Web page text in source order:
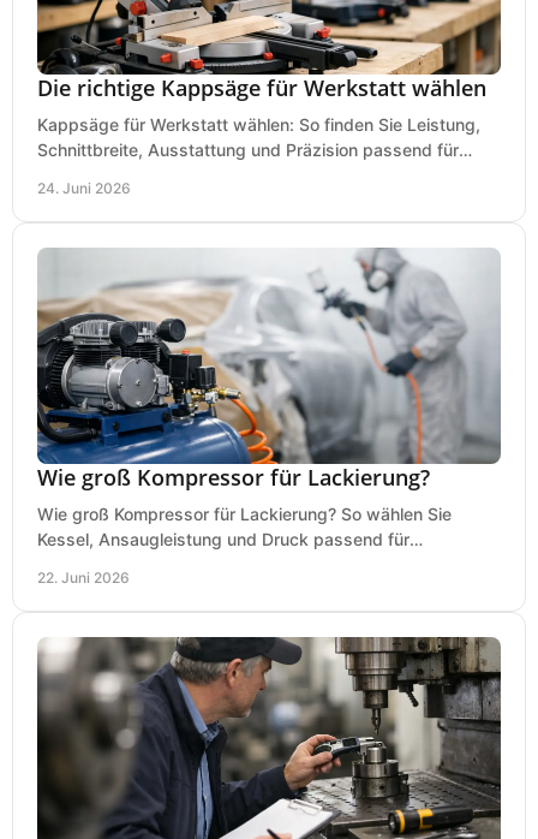
Die richtige Kappsäge für Werkstatt wählen
Kappsäge für Werkstatt wählen: So finden Sie Leistung,
Schnittbreite, Ausstattung und Präzision passend für
24. Juni 2026
Wie groß Kompressor für Lackierung?
Wie groß Kompressor für Lackierung? So wählen Sie
Kessel, Ansaugleistung und Druck passend für
22. Juni 2026